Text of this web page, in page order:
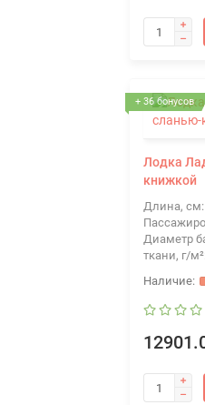
+ 36 бонусов
Лодка
книжкой
Длина, см:
Диаметр
ткани, г/м²: